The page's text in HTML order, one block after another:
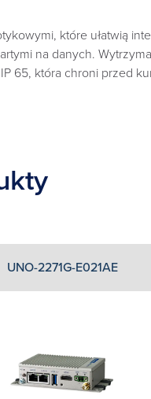
które ułatwią
na danych.
65, która chroni przed
UNO-2271G-E021AE